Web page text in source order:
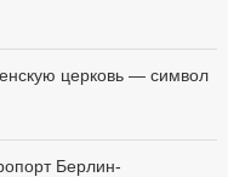
церковь — символ
Берлин-